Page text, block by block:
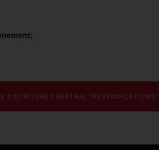
D’ÉCRITURE THÉÂTRAL “REVENDICATIONS”